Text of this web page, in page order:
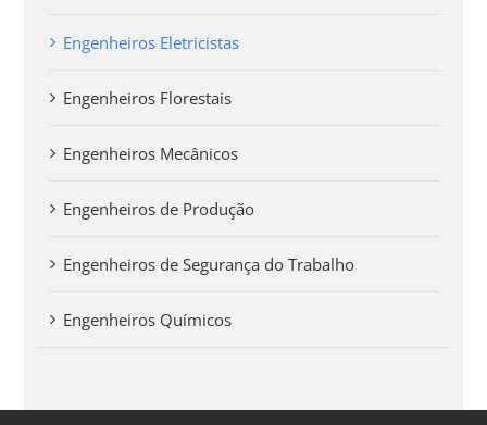
Engenheiros Eletricistas
Engenheiros Florestais
Engenheiros Mecânicos
Engenheiros de Produção
Engenheiros de Segurança do Trabalho
Engenheiros Químicos